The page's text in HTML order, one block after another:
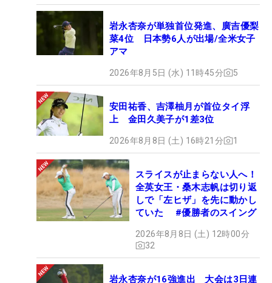
岩永杏奈が単独首位発進、廣吉優梨
菜4位 日本勢6人が出場/全米女子
アマ
2026年8月5日 (水) 11時45分 5
安田祐香、吉澤柚月が首位タイ浮
上 金田久美子が1差3位
2026年8月8日 (土) 16時21分 1
スライスが止まらない人へ！
全英女王・桑木志帆は切り返
しで「左ヒザ」を先に動かし
ていた #優勝者のスイング
2026年8月8日 (土) 12時00分
32
岩永杏奈が16強進出 大会は3日連